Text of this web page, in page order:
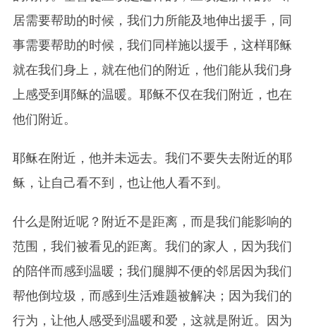
居需要帮助的时候，我们力所能及地伸出援手，同
事需要帮助的时候，我们同样施以援手，这样耶稣
就在我们身上，就在他们的附近，他们能从我们身
上感受到耶稣的温暖。耶稣不仅在我们附近，也在
他们附近。
耶稣在附近，他并未远去。我们不要失去附近的耶
稣，让自己看不到，也让他人看不到。
什么是附近呢？附近不是距离，而是我们能影响的
范围，我们被看见的距离。我们的家人，因为我们
的陪伴而感到温暖；我们腿脚不便的邻居因为我们
帮他倒垃圾，而感到生活难题被解决；因为我们的
行为，让他人感受到温暖和爱，这就是附近。因为